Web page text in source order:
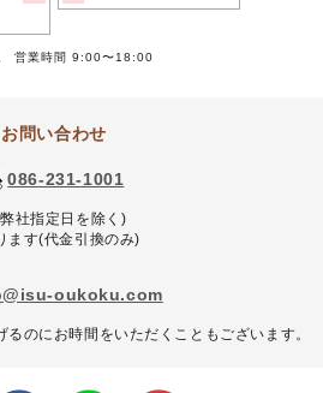
営業時間 9:00〜18:00
お問い合わせ
086-231-1001
社指定日を除く)
ます(代金引換のみ)
oukoku.com
のにお時間をいただくこともございます。